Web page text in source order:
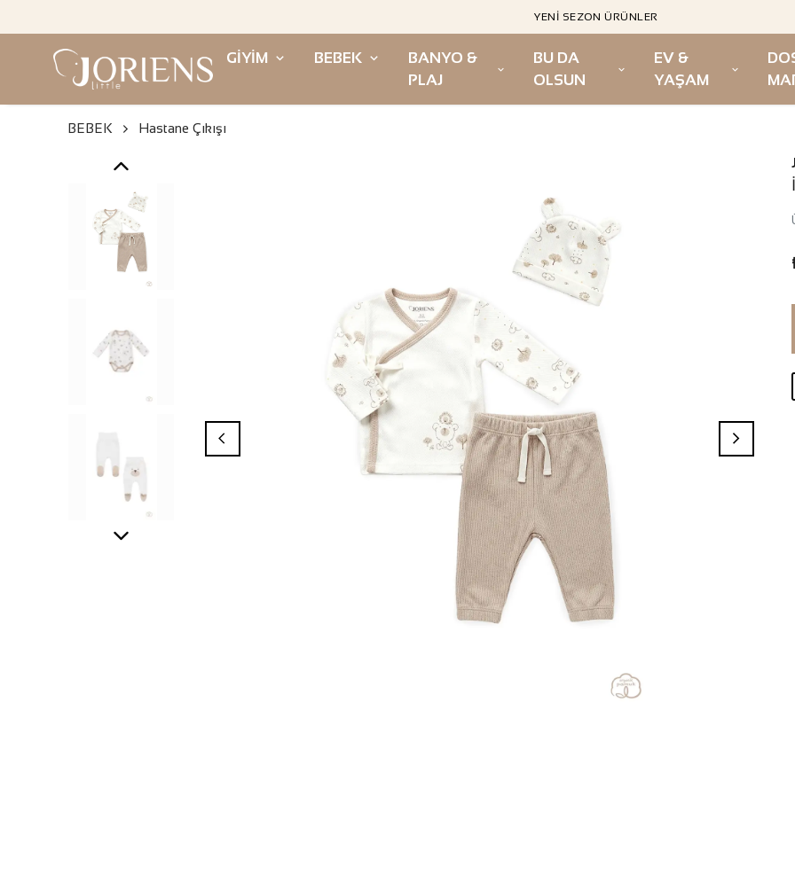
YENI SEZON ÜRÜNLER
GİYİM BEBEK
BANYO &
PLAJ
BU DA
OLSUN
EV &
YAŞAM
BEBEK Hastane Çıkışı